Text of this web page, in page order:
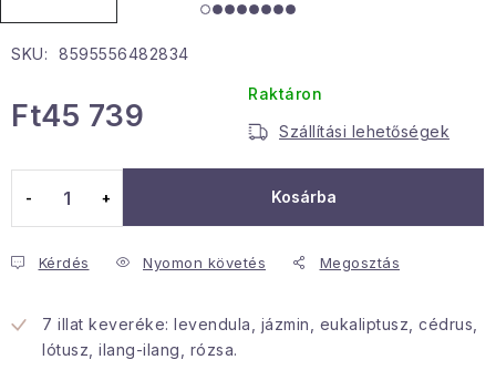
Karácsonyi esemény
Januári akció
Hogyan kell panaszkodni / visszaadni az áruka
Érintkezés
Rólunk
SKU: 8595556482834
Ft45 739
Raktáron
Szállítási lehetőségek
Kosárba
Kérdés Nyomon követés Megosztás
7 illat keveréke: levendula, jázmin, eukaliptusz, cédrus,
lótusz, ilang-ilang, rózsa.